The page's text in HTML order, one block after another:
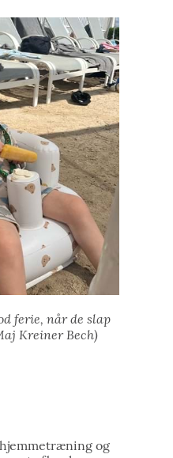
ferie, når de slap
Kreiner Bech)
og